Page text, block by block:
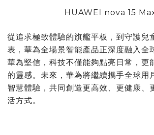
HUAWEI nova 15
從追求極致體驗的旗艦平板，到守護兒
表，華為全場景智能產品正深度融入全
華為堅信，科技不僅能夠點亮日常，更
的靈感。未來，華為將繼續攜手全球用
智慧體驗，共同創造更高效、更健康、
活方式。